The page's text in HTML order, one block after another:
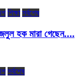
শিক্ষা সর্বশেষ
হক মারা গেছেন….
সর্বশেষ